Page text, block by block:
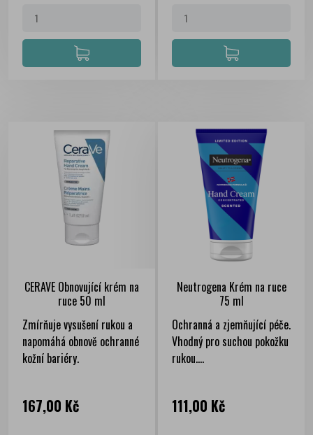
CERAVE Obnovující krém na
ruce 50 ml
Zmírňuje vysušení rukou a
napomáhá obnově ochranné
kožní bariéry.
Cena
167,00 Kč
Neutrogena Krém na ruce
75 ml
Ochranná a zjemňující péče.
Vhodný pro suchou pokožku
rukou....
Cena
111,00 Kč